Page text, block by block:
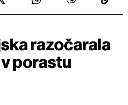
razočarala
porastu